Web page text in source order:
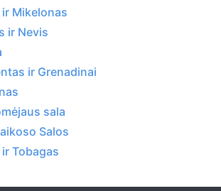
Mikelonas
ir Nevis
ir Grenadinai
sala
Salos
Tobagas